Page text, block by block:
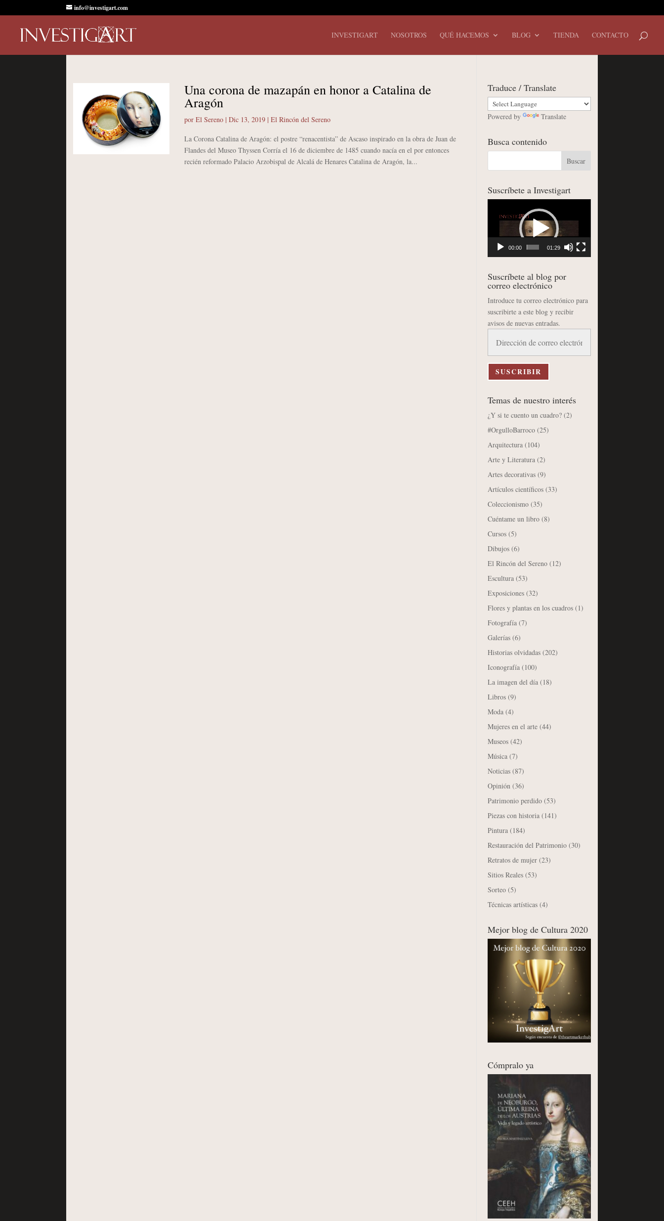
info@investigart.com
INVESTIGART NOSOTROS QUÉ HACEMOS BLOG TIENDA CONTACTO
Una corona de mazapán en honor a Catalina de
Aragón
por El Sereno| Dic 13, 2019| El Rincón del Sereno
La Corona Catalina de Aragón: el postre “renacentista” de Ascaso inspirado en la obra de Juan de
Flandes del Museo Thyssen Corría el 16 de diciembre de 1485 cuando nacía en el por entonces
recién reformado Palacio Arzobispal de Alcalá de Henares Catalina de Aragón, la...
Traduce / Translate
Powered by Translate
Busca contenido
Suscríbete a Investigart
00:00 01:29
Suscríbete al blog por
correo electrónico
Introduce tu correo electrónico para
suscribirte a este blog y recibir
avisos de nuevas entradas.
correo
electrónico
SUSCRIBIR
Temas de nuestro interés
¿Y si te cuento un cuadro? (2)
#OrgulloBarroco (25)
Arquitectura (104)
Arte y Literatura (2)
Artes decorativas (9)
Artículos científicos (33)
Coleccionismo (35)
Cuéntame un libro (8)
Cursos (5)
Dibujos (6)
El Rincón del Sereno (12)
Escultura (53)
Exposiciones (32)
Flores y plantas en los cuadros (1)
Fotografía (7)
Galerías (6)
Historias olvidadas (202)
Iconografía (100)
La imagen del día (18)
Libros (9)
Moda (4)
Mujeres en el arte (44)
Museos (42)
Música (7)
Noticias (87)
Opinión (36)
Patrimonio perdido (53)
Piezas con historia (141)
Pintura (184)
Restauración del Patrimonio (30)
Retratos de mujer (23)
Sitios Reales (53)
Sorteo (5)
Técnicas artísticas (4)
Mejor blog de Cultura 2020
Cómpralo ya